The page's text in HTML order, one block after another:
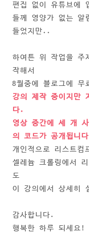
편집 없이 유튜브에
들께 영양가 없는 알
들었지만..
하여튼 위 작업을 주
작해서
8월중에 블로그에 무
강의 제작 중이지만
다.
영상 중간에 세 개
의 코드가 공개됩니
개인적으로 리스트컴
셀레늄 크롤링에서
도
이 강의에서 상세히
감사합니다.
행복한 하루 되세요!